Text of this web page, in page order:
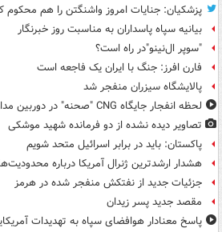
پزشکیان: جنایات امروز واشنگتن را هم محکوم
بیانیه سپاه پاسداران به مناسبت روز خبرنگار
"سوپر ال‌نینو"در راه است؟
فارن افرز: جنگ با ایران یک فاجعه است
پالایشگاه سیزران منفجر شد
لحظه انفجار جایگاه CNG "صحنه" در دوربین مداربسته
تصاویر دیده‌ نشده از دو فرمانده شهید موشکی
پاکستان: باید در برابر اسرائیل متحد شویم
هشدار ارشدترین ژنرال آمریکا درباره
جزئیات جدید از نفتکش منفجر شده در هرمز
مقصد جدید پسر زیدان
پاسخ معنادار هوافضای سپاه به تهدیدات